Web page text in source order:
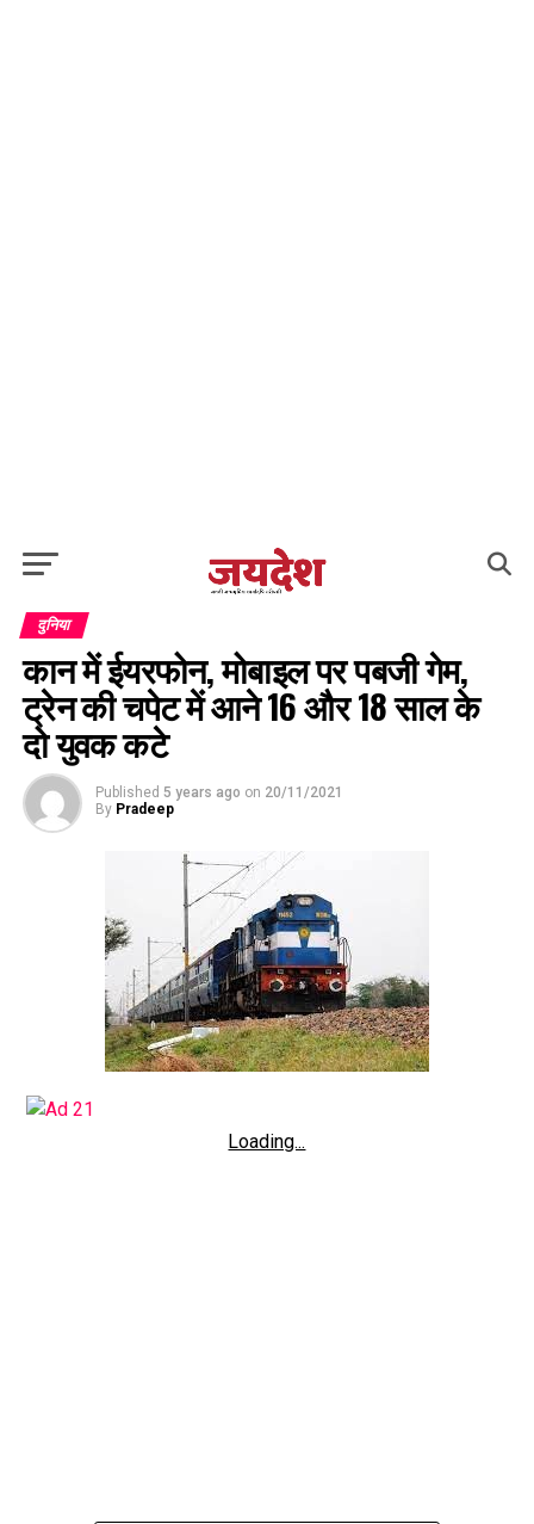
दुनिया
कान में ईयरफोन, मोबाइल पर पबजी गेम,
ट्रेन की चपेट में आने 16 और 18 साल के
दो युवक कटे
Published 5 years ago on 20/11/2021
By Pradeep
Loading...